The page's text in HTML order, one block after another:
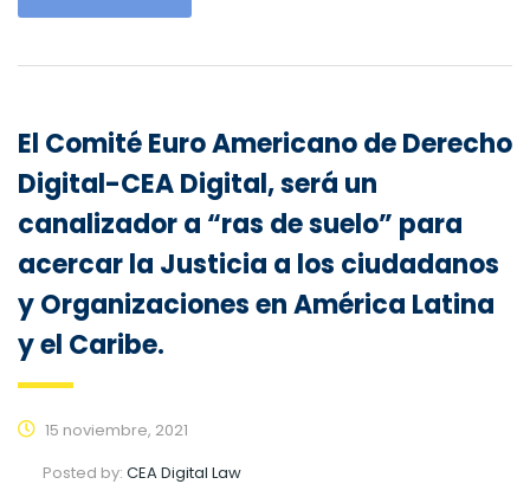
El Comité Euro Americano de Derecho
Digital-CEA Digital, será un
canalizador a “ras de suelo” para
acercar la Justicia a los ciudadanos
y Organizaciones en América Latina
y el Caribe.
15 noviembre, 2021
Posted by: CEA Digital Law